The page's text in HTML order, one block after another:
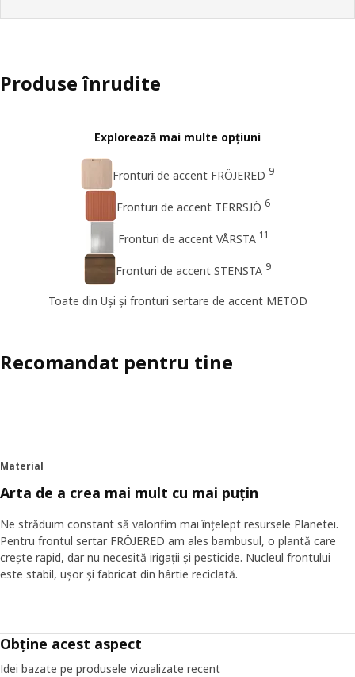
Produse înrudite
Explorează mai multe opțiuni
Fronturi de accent FRÖJERED 9
Fronturi de accent TERRSJÖ 6
Fronturi de accent VÅRSTA 11
Fronturi de accent STENSTA 9
Toate din Uși și fronturi sertare de accent METOD
Recomandat pentru tine
Material
Arta de a crea mai mult cu mai puțin
Ne străduim constant să valorifim mai înțelept resursele Planetei.
Pentru frontul sertar FRÖJERED am ales bambusul, o plantă care
crește rapid, dar nu necesită irigații și pesticide. Nucleul frontului
este stabil, ușor și fabricat din hârtie reciclată.
Obține acest aspect
Idei bazate pe produsele vizualizate recent